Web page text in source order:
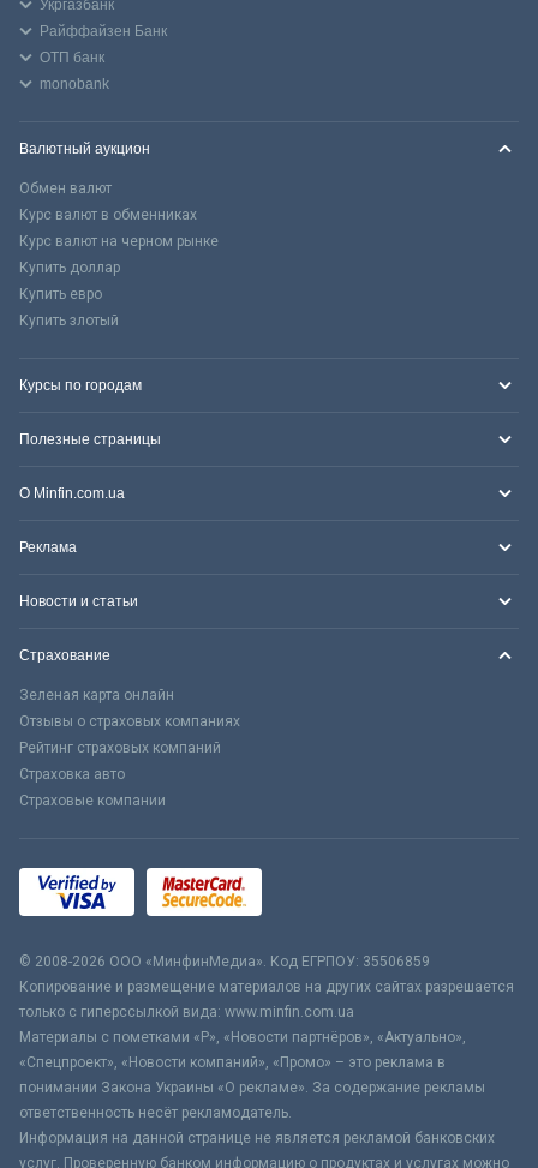
Укргазбанк
Райффайзен Банк
ОТП банк
monobank
Валютный аукцион
Обмен валют
Курс валют в обменниках
Курс валют на черном рынке
Купить доллар
Купить евро
Купить злотый
Курсы по городам
Полезные страницы
О Minfin.com.ua
Реклама
Новости и статьи
Страхование
Зеленая карта онлайн
Отзывы о страховых компаниях
Рейтинг страховых компаний
Страховка авто
Страховые компании
© 2008-2026 ООО «МинфинМедиа». Код ЕГРПОУ: 35506859
Копирование и размещение материалов на других сайтах разрешается
только с гиперссылкой вида: www.minfin.com.ua
Материалы с пометками «Р», «Новости партнёров», «Актуально»,
«Спецпроект», «Новости компаний», «Промо» – это реклама в
понимании Закона Украины «О рекламе». За содержание рекламы
ответственность несёт рекламодатель.
Информация на данной странице не является рекламой банковских
услуг. Проверенную банком информацию о продуктах и услугах можно